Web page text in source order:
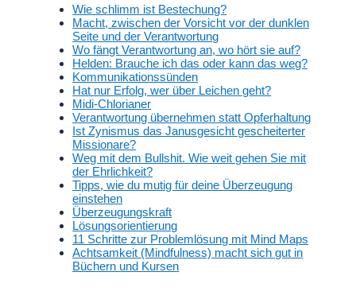
Wie schlimm ist Bestechung?
Macht, zwischen der Vorsicht vor der dunklen
Seite und der Verantwortung
Wo fängt Verantwortung an, wo hört sie auf?
Helden: Brauche ich das oder kann das weg?
Kommunikationssünden
Hat nur Erfolg, wer über Leichen geht?
Midi-Chlorianer
Verantwortung übernehmen statt Opferhaltung
Ist Zynismus das Janusgesicht gescheiterter
Missionare?
Weg mit dem Bullshit. Wie weit gehen Sie mit
der Ehrlichkeit?
Tipps, wie du mutig für deine Überzeugung
einstehen
Überzeugungskraft
Lösungsorientierung
11 Schritte zur Problemlösung mit Mind Maps
Achtsamkeit (Mindfulness) macht sich gut in
Büchern und Kursen